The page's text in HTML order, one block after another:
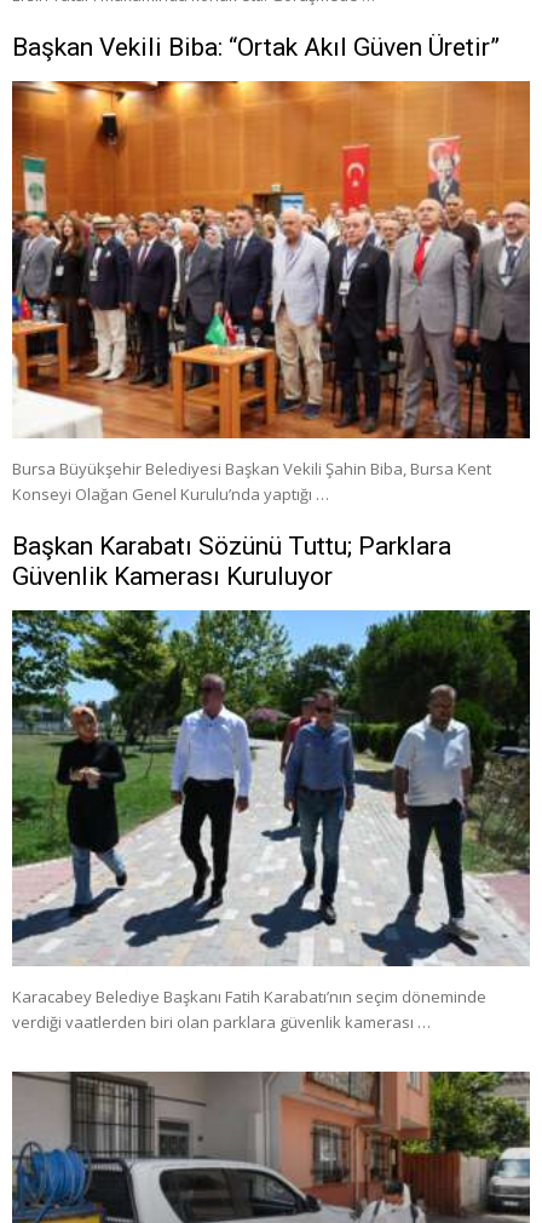
Başkan Vekili Biba: “Ortak Akıl Güven Üretir”
Bursa Büyükşehir Belediyesi Başkan Vekili Şahin Biba, Bursa Kent
Konseyi Olağan Genel Kurulu’nda yaptığı …
Başkan Karabatı Sözünü Tuttu; Parklara
Güvenlik Kamerası Kuruluyor
Karacabey Belediye Başkanı Fatih Karabatı’nın seçim döneminde
verdiği vaatlerden biri olan parklara güvenlik kamerası …